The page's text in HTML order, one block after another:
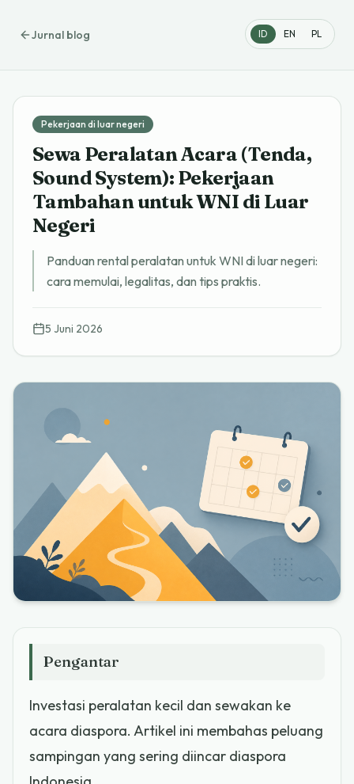
ID EN PL
Jurnal blog
Pekerjaan di luar negeri
Sewa Peralatan Acara (Tenda,
Sound System): Pekerjaan
Tambahan untuk WNI di Luar
Negeri
Panduan rental peralatan untuk WNI di luar negeri:
cara memulai, legalitas, dan tips praktis.
5 Juni 2026
Pengantar
Investasi peralatan kecil dan sewakan ke
acara diaspora. Artikel ini membahas peluang
sampingan yang sering diincar diaspora